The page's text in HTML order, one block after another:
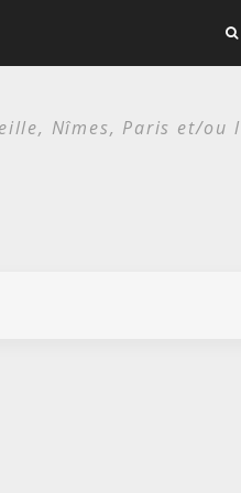
Nîmes, Paris et/ou